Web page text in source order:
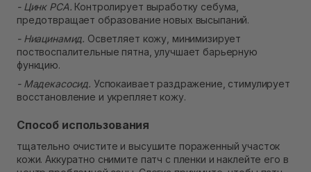
- Цинк PCA. Контролирует выработку себума,
предотвращает образование новых высыпаний.
- Ниацинамид. Осветляет кожу, минимизирует
поствоспалительные пятна, улучшает барьерную
функцию.
- Мадекасосид. Успокаивает раздражение, стимулирует
восстановление и укрепляет кожу.
Способ использования
тщательно очистите и высушите пораженный участок
кожи. Аккуратно снимите патч с пленки и наклейте его в